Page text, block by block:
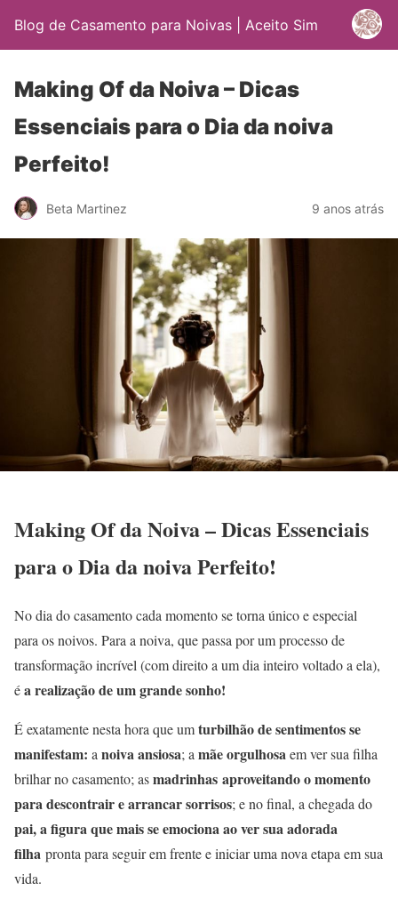
Blog de Casamento para Noivas | Aceito Sim
Making Of da Noiva – Dicas
Essenciais para o Dia da noiva
Perfeito!
Beta Martinez 9 anos atrás
Making Of da Noiva – Dicas Essenciais
para o Dia da noiva Perfeito!
No dia do casamento cada momento se torna único e especial
para os noivos. Para a noiva, que passa por um processo de
transformação incrível (com direito a um dia inteiro voltado a ela),
éa realização de um grande sonho!
É exatamente nesta hora que umturbilhão de sentimentos se
manifestam: a noiva ansiosa; a mãe orgulhosaem ver sua filha
brilhar no casamento; asmadrinhas aproveitando o momento
para descontrair e arrancar sorrisos; e no final, a chegada do
pai, a figura que mais se emociona ao ver sua adorada
filha pronta para seguir em frente e iniciar uma nova etapa em sua
vida.